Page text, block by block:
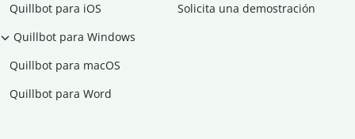
Quillbot para iOS
Quillbot para Windows
Quillbot para macOS
Quillbot para Word
Solicita una demostración